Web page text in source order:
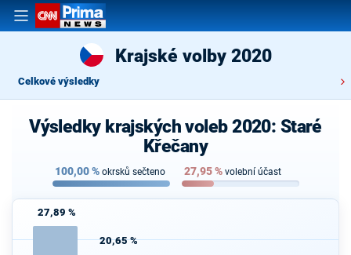
Krajské volby 2020
Celkové výsledky
Výsledky krajských voleb 2020: Staré
Křečany
100,00% okrsků sečteno 27,95% volební účast
27,89 %
20,65 %